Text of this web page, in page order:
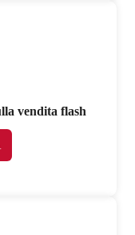
vendita flash